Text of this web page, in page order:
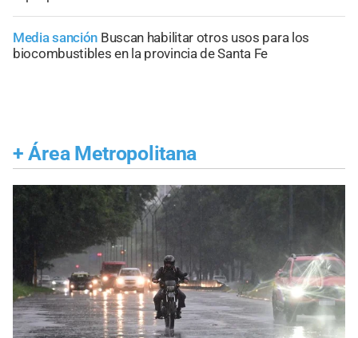
Media sanción Buscan habilitar otros usos para los
biocombustibles en la provincia de Santa Fe
+ Área Metropolitana